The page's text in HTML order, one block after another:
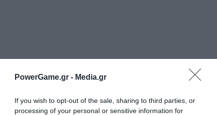
PowerGame.gr - Media.gr
If you wish to opt-out of the sale, sharing to third parties, or
processing of your personal or sensitive information for
στα 36,77 δολάρια ανά ουγγιά, η πλατίνα